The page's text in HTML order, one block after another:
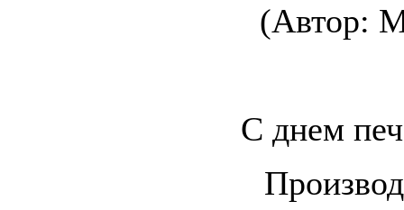
(Автор:
С днем